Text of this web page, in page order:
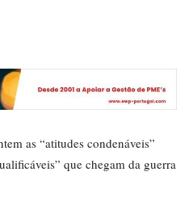
as “atitudes condenáveis”
que chegam da guerra